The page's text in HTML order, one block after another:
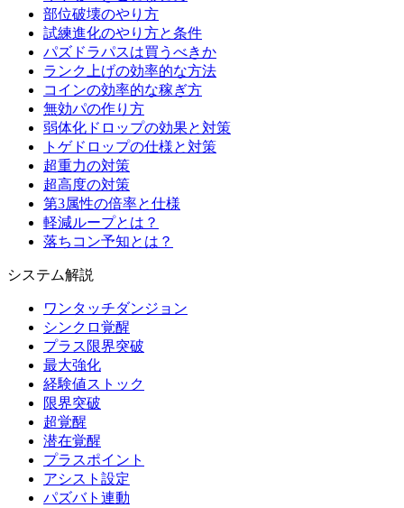
部位破壊のやり方
試練進化のやり方と条件
パズドラパスは買うべきか
ランク上げの効率的な方法
コインの効率的な稼ぎ方
無効パの作り方
弱体化ドロップの効果と対策
トゲドロップの仕様と対策
超重力の対策
超高度の対策
第3属性の倍率と仕様
軽減ループとは？
落ちコン予知とは？
システム解説
ワンタッチダンジョン
シンクロ覚醒
プラス限界突破
最大強化
経験値ストック
限界突破
超覚醒
潜在覚醒
プラスポイント
アシスト設定
パズバト連動